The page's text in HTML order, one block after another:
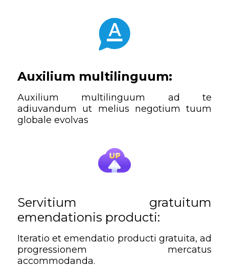
Auxilium multilinguum:
Auxilium multilinguum ad te
adiuvandum ut melius negotium tuum
globale evolvas
Servitium gratuitum
emendationis producti:
Iteratio et emendatio producti gratuita, ad
progressionem mercatus
accommodanda.